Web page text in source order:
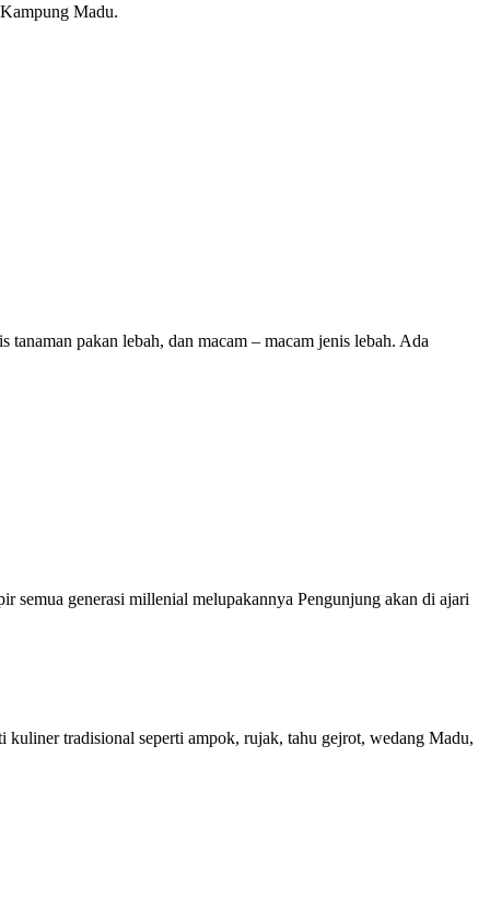
Madu.
pakan lebah, dan macam – macam jenis lebah. Ada
semua generasi millenial melupakannya Pengunjung akan di ajari
kuliner tradisional seperti ampok, rujak, tahu gejrot, wedang Madu,